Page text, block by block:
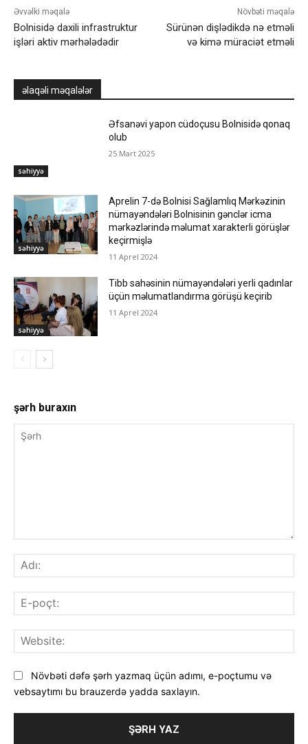
Əvvəlki məqalə
Bolnisidə daxili infrastruktur
işləri aktiv mərhələdədir
Növbəti məqalə
Sürünən dişlədikdə nə etməli
və kimə müraciət etməli
əlaqəli məqalələr
səhiyyə
Əfsanəvi yapon cüdoçusu Bolnisidə qonaq
olub
25 Mart 2025
səhiyyə
Aprelin 7-də Bolnisi Sağlamlıq Mərkəzinin
nümayəndələri Bolnisinin gənclər icma
mərkəzlərində məlumat xarakterli görüşlər
keçirmişlə
11 Aprel 2024
səhiyyə
Tibb sahəsinin nümayəndələri yerli qadınlar
üçün məlumatlandırma görüşü keçirib
11 Aprel 2024
şərh buraxın
Növbəti dəfə şərh yazmaq üçün adımı, e-poçtumu və
vebsaytımı bu brauzerdə yadda saxlayın.